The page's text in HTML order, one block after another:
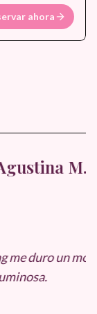
para preparar
ahora
M.
me duro un